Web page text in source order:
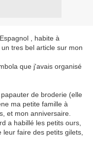
, habite à
tres bel article sur mon
que j'avais organisé
de broderie (elle
ma petite famille à
et mon anniversaire.
a habillé les petits ours,
faire des petits gilets,